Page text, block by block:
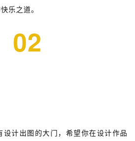
乐之道。
02
设计出图的大门，希望你在设计作品